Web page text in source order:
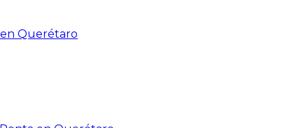
Querétaro